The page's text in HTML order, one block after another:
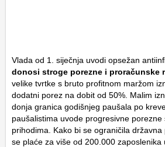
Vlada od 1. siječnja uvodi opsežan
donosi stroge porezne i proračunske
velike tvrtke s bruto profitnom maržom
dodatni porez na dobit od 50%. Malim
donja granica godišnjeg paušala po
paušalistima uvode progresivne porezne
prihodima. Kako bi se ograničila
se plaće za više od 200.000 zaposlenika